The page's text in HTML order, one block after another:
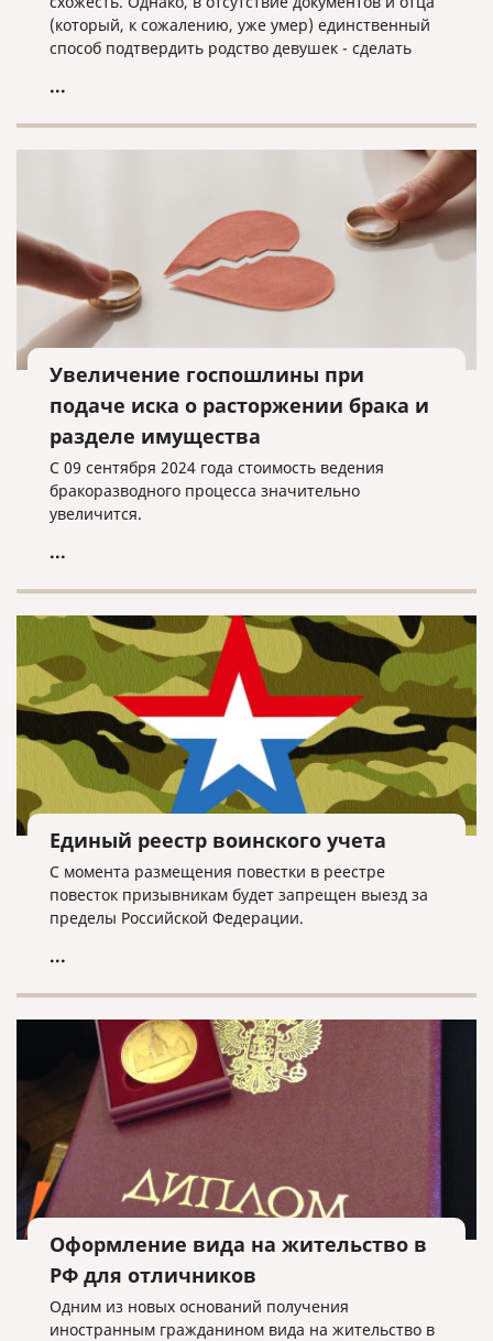
(который, к сожалению, уже умер) единственный
способ подтвердить родство девушек - сделать
неожиданным - удивились все участники
...
Увеличение госпошлины при
подаче иска о расторжении брака и
разделе имущества
С 09 сентября 2024 года стоимость ведения
бракоразводного процесса значительно
увеличится.
...
Единый реестр воинского учета
С момента размещения повестки в реестре
повесток призывникам будет запрещен выезд за
пределы Российской Федерации.
...
Оформление вида на жительство в
РФ для отличников
Одним из новых оснований получения
иностранным гражданином вида на жительство в